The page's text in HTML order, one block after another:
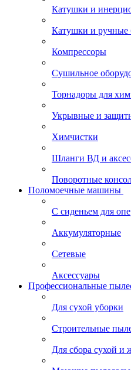
Катушки и
Катушки и ручные
Компрессоры
Сушильное
Торнадоры для
Укрывные и
Химчистки
Шланги ВД и
Поворотные
Поломоечные машины
С сиденьем для
Аккумуляторные
Сетевые
Аксессуары
Профессиональные
Для сухой уборки
Строительные
Для сбора сухой и